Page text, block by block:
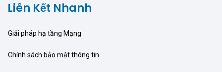
Liên Kết Nhanh
Giải pháp hạ tầng Mạng
Chính sách bảo mật thông tin